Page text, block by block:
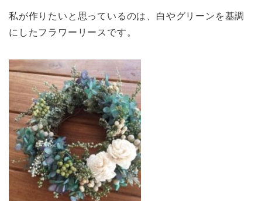
私が作りたいと思っているのは、白やグリーンを基調
にしたフラワーリースです。